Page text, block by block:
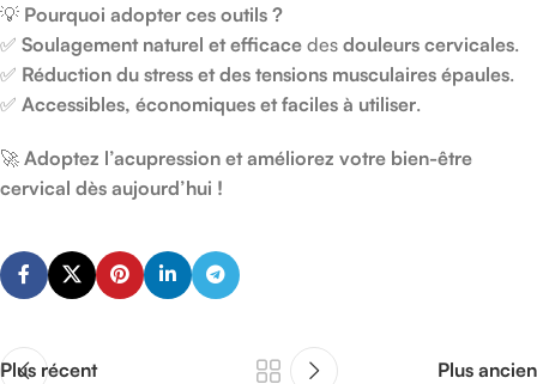
💡 Pourquoi adopter ces outils ?
✅ Soulagement naturel et efficace des douleurs cervicales.
✅ Réduction du stress et des tensions musculaires épaules.
✅ Accessibles, économiques et faciles à utiliser.
🚀 Adoptez l’acupression et améliorez votre bien-être
cervical dès aujourd’hui !
Plus récent Plus ancien